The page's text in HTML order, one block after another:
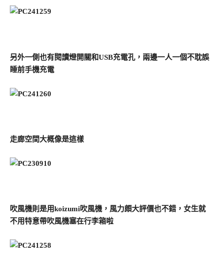
另外一側也有閱讀燈開關和USB充電孔，兩邊一人一個不耽誤
睡前手機充電
走廊空間大概像是這樣
吹風機則是用koizumi吹風機，風力頗大評價也不錯，女生就
不用特意帶吹風機塞在行李箱啦